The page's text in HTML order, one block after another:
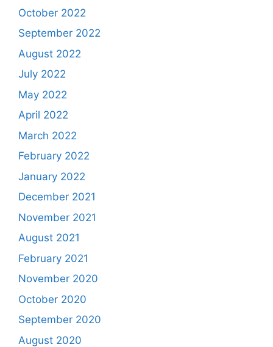
October 2022
September 2022
August 2022
July 2022
May 2022
April 2022
March 2022
February 2022
January 2022
December 2021
November 2021
August 2021
February 2021
November 2020
October 2020
September 2020
August 2020